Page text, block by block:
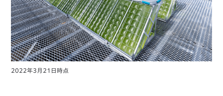
2022年3月21日時点